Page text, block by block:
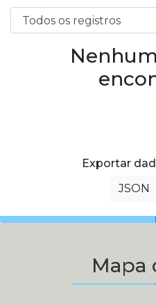
Exportar
JSON
Mapa